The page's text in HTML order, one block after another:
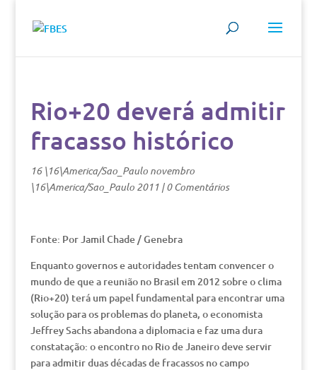
Rio+20 deverá admitir
fracasso histórico
16 \16\America/Sao_Paulo novembro
\16\America/Sao_Paulo 2011|0 Comentários
Fonte: Por Jamil Chade / Genebra
Enquanto governos e autoridades tentam convencer o
mundo de que a reunião no Brasil em 2012 sobre o clima
(Rio+20) terá um papel fundamental para encontrar uma
solução para os problemas do planeta, o economista
Jeffrey Sachs abandona a diplomacia e faz uma dura
constatação: o encontro no Rio de Janeiro deve servir
para admitir duas décadas de fracassos no campo